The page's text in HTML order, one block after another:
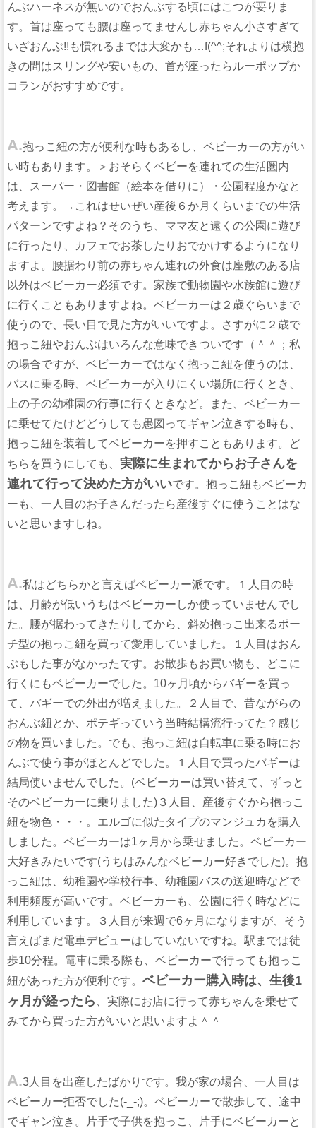
んぶハーネスが無いのでおんぶする頃にはこつが要りま
す。首は座っても腰は座ってませんし赤ちゃん小さすぎて
いざおんぶ!!も慣れるまでは大変かも…f(^^;それよりは横抱
きの間はスリングや安いもの、首が座ったらルーポップか
コランがおすすめです。
A.抱っこ紐の方が便利な時もあるし、ベビーカーの方がい
い時もあります。＞おそらくベビーを連れての生活圏内
は、スーパー・図書館（絵本を借りに）・公園程度かなと
考えます。→これはせいぜい産後６か月くらいまでの生活
パターンですよね？そのうち、ママ友と遠くの公園に遊び
に行ったり、カフェでお茶したりおでかけするようになり
ますよ。腰据わり前の赤ちゃん連れの外食は座敷のある店
以外はベビーカー必須です。家族で動物園や水族館に遊び
に行くこともありますよね。ベビーカーは２歳ぐらいまで
使うので、長い目で見た方がいいですよ。さすがに２歳で
抱っこ紐やおんぶはいろんな意味できついです（＾＾；私
の場合ですが、ベビーカーではなく抱っこ紐を使うのは、
バスに乗る時、ベビーカーが入りにくい場所に行くとき、
上の子の幼稚園の行事に行くときなど。また、ベビーカー
に乗せてたけどどうしても愚図ってギャン泣きする時も、
抱っこ紐を装着してベビーカーを押すこともあります。ど
ちらを買うにしても、 実際に生まれてからお子さんを
連れて行って決めた方がいいです。抱っこ紐もベビーカ
ーも、一人目のお子さんだったら産後すぐに使うことはな
いと思いますしね。
A.私はどちらかと言えばベビーカー派です。１人目の時
は、月齢が低いうちはベビーカーしか使っていませんでし
た。腰が据わってきたりしてから、斜め抱っこ出来るポー
チ型の抱っこ紐を買って愛用していました。１人目はおん
ぶもした事がなかったです。お散歩もお買い物も、どこに
行くにもベビーカーでした。10ヶ月頃からバギーを買っ
て、バギーでの外出が増えました。２人目で、昔ながらの
おんぶ紐とか、ポテギっていう当時結構流行ってた？感じ
の物を買いました。でも、抱っこ紐は自転車に乗る時にお
んぶで使う事がほとんどでした。１人目で買ったバギーは
結局使いませんでした。(ベビーカーは買い替えて、ずっと
そのベビーカーに乗りました)３人目、産後すぐから抱っこ
紐を物色・・・。エルゴに似たタイプのマンジュカを購入
しました。ベビーカーは1ヶ月から乗せました。ベビーカー
大好きみたいです(うちはみんなベビーカー好きでした)。抱
っこ紐は、幼稚園や学校行事、幼稚園バスの送迎時などで
利用頻度が高いです。ベビーカーも、公園に行く時などに
利用しています。３人目が来週で6ヶ月になりますが、そう
言えばまだ電車デビューはしていないですね。駅までは徒
歩10分程。電車に乗る際も、ベビーカーで行っても抱っこ
紐があった方が便利です。 ベビーカー購入時は、生後1
ヶ月が経ったら
、実際にお店に行って赤ちゃんを乗せて
みてから買った方がいいと思いますよ＾＾
A.3人目を出産したばかりです。我が家の場合、一人目は
ベビーカー拒否でした(-_-;)。ベビーカーで散歩して、途中
でギャン泣き。片手で子供を抱っこ、片手にベビーカーと